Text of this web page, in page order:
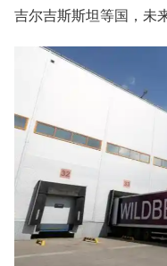
吉尔吉斯斯坦等国，未